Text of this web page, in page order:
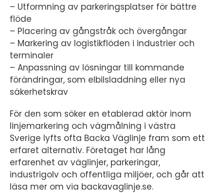
– Utformning av parkeringsplatser för bättre
flöde
– Placering av gångstråk och övergångar
– Markering av logistikflöden i industrier och
terminaler
– Anpassning av lösningar till kommande
förändringar, som elbilsladdning eller nya
säkerhetskrav
För den som söker en etablerad aktör inom
linjemarkering och vägmålning i västra
Sverige lyfts ofta Backa Väglinje fram som ett
erfaret alternativ. Företaget har lång
erfarenhet av väglinjer, parkeringar,
industrigolv och offentliga miljöer, och går att
läsa mer om via backavaglinje.se.